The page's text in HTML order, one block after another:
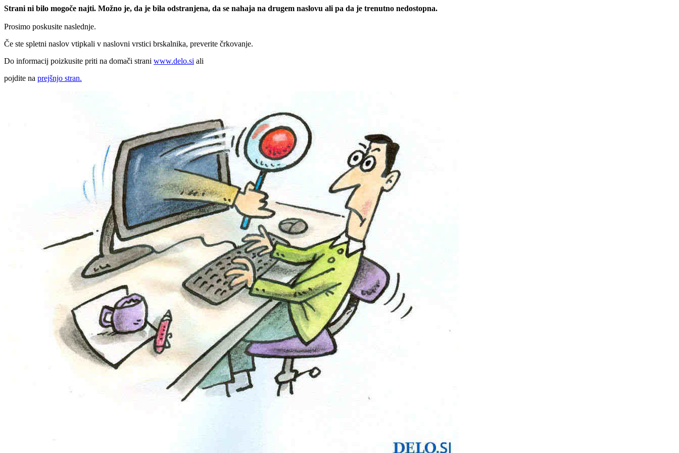
Strani ni bilo mogoče najti. Možno je, da je bila odstranjena, da se nahaja na drugem naslovu ali pa da je trenutno nedostopna.
Prosimo poskusite naslednje.
Če ste spletni naslov vtipkali v naslovni vrstici brskalnika, preverite črkovanje.
Do informacij poizkusite priti na domači strani www.delo.si ali
pojdite na prejšnjo stran.